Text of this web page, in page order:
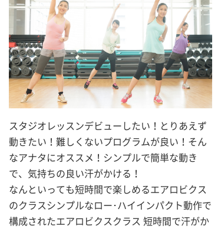
スタジオレッスンデビューしたい！とりあえず
動きたい！難しくないプログラムが良い！そん
なアナタにオススメ！シンプルで簡単な動き
で、気持ちの良い汗がかける！
なんといっても短時間で楽しめるエアロビクス
のクラスシンプルなロー･ハイインパクト動作で
構成されたエアロビクスクラス 短時間で汗がか